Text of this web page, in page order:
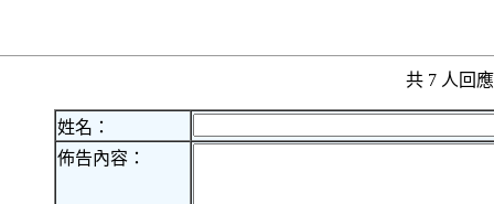
共 7 人回
姓名：
佈告內容：